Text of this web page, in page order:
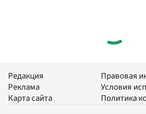
Редакция
Реклама
Карта сайта
Правовая
Условия
Политика